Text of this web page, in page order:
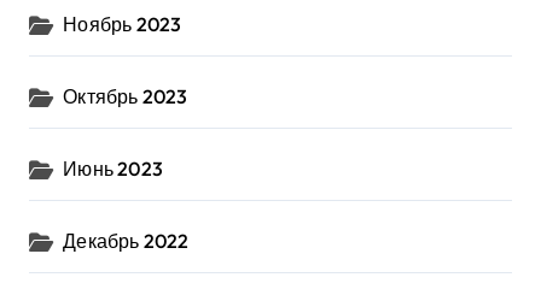
Ноябрь 2023
Октябрь 2023
Июнь 2023
Декабрь 2022